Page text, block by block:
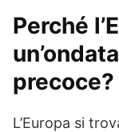
Perché
precoce?
L’Europa si